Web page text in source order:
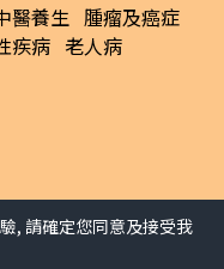
醫養生 腫瘤及癌症
疾病 老人病
, 請確定您同意及接受我